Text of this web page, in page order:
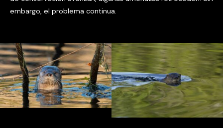
embargo, el problema continua.